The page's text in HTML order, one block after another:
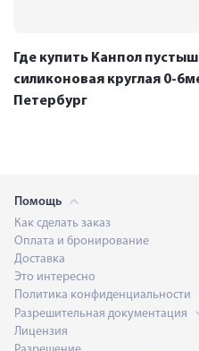
Где купить Канпол
силиконовая круглая 0-
Петербург
Помощь
Как сделать заказ
Оплата и бронирование
Доставка
Это интересно
Политика конфиденциальности
Разрешительная документация
Лицензия